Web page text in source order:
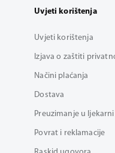
Uvjeti korištenja
Uvjeti korištenja
Izjava o zaštiti
Načini plaćanja
Dostava
Preuzimanje u ljekarni
Povrat i reklamacije